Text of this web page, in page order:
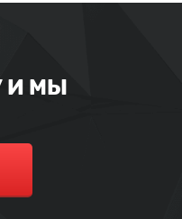
И МЫ